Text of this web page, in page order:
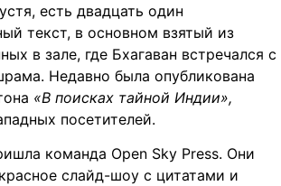
есть двадцать один
текст, в основном взятый из
в зале, где Бхагаван встречался с
Недавно была опубликована
«В поисках тайной Индии»,
посетителей.
команда Open Sky Press. Они
слайд-шоу с цитатами и